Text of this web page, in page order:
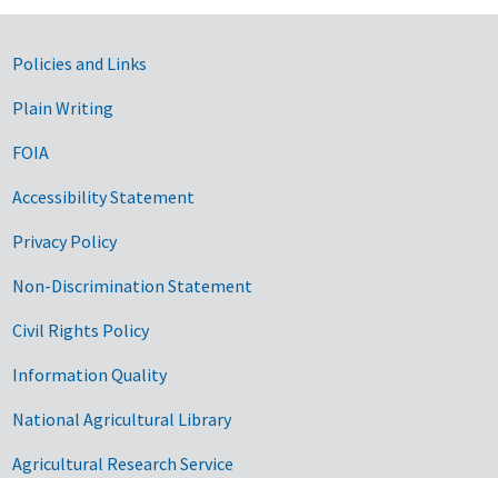
Government Links
Policies and Links
Plain Writing
FOIA
Accessibility Statement
Privacy Policy
Non-Discrimination Statement
Civil Rights Policy
Information Quality
National Agricultural Library
Agricultural Research Service